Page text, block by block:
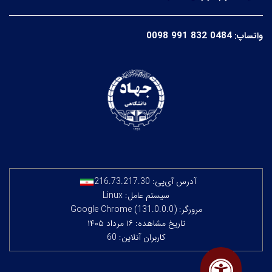
واتساپ: 0098 991 832 0484
آدرس آی‌پی: 216.73.217.30
سیستم عامل: Linux
مرورگر: Google Chrome (131.0.0.0)
تاریخ مشاهده: ۱۶ مرداد ۱۴۰۵
کاربران آنلاین: 60